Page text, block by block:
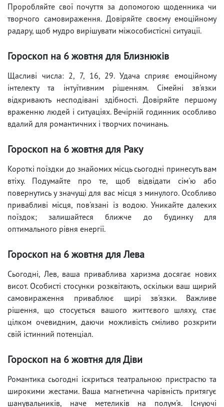
Проробляйте свої почуття за допомогою щоденника чи
творчого самовираження. Довіряйте своєму емоційному
радару, щоб мудро вирішувати міжособистісні ситуації.
Гороскоп на 6 жовтня для Близнюків
Щасливі числа: 2, 7, 16, 29. Удача сприяє емоційному
інтелекту та інтуїтивним рішенням. Сімейні зв'язки
відкривають несподівані здібності. Довіряйте першому
враженню людей і ситуаціях. Вечірній годинник особливо
вдалий для романтичних і творчих починань.
Гороскоп на 6 жовтня для Раку
Короткі поїздки до знайомих місць сьогодні принесуть вам
втіху. Подумайте про те, щоб відвідати сім'ю або
повернутись у значущі для вас місця з минулого. Особливо
привабливі місця, пов'язані із водою. Уникайте далеких
поїздок; залишайтеся ближче до будинку для
оптимального рівня енергії.
Гороскоп на 6 жовтня для Лева
Сьогодні, Лев, ваша приваблива харизма досягає нових
висот. Особисті стосунки розквітають, оскільки ваш щирий
самовираження приваблює щирі зв'язки. Важливе
рішення, що стосується вашого життєвого шляху, стає
цілком очевидним, даючи можливість сміливо розкрити
свій істинний потенціал.
Гороскоп на 6 жовтня для Діви
Романтика сьогодні іскриться театральною пристрастю та
широкими жестами. Ваша магнетична чарівність притягує
шанувальників, наче метеликів на полум'я. Існуючі